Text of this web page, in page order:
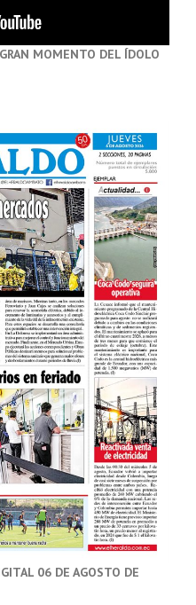
MOMENTO DEL ÍDOLO
06 DE AGOSTO DE